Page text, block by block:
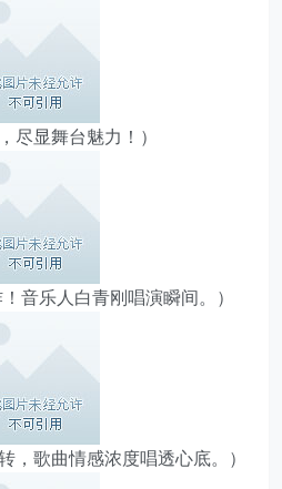
尽显舞台魅力！）
音乐人白青刚唱演瞬间。）
，歌曲情感浓度唱透心底。）